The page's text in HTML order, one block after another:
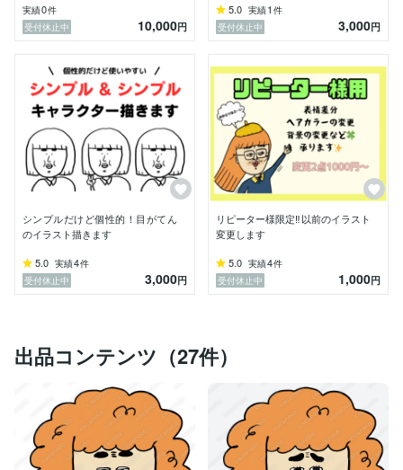
実績0件
受付休止中
10,000円
5.0 実績1 件
受付休止中
3,000円
シンプルだけど個性的！目がてん
のイラスト描きます
5.0 実績4件
受付休止中
3,000円
リピーター様限定‼︎以前のイラスト
変更します
5.0 実績4件
受付休止中
1,000円
出品コンテンツ（27件）